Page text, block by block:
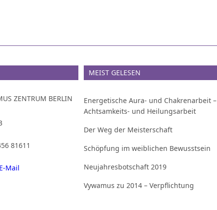
ZENTRUM BERLIN
81611
MEIST GELESEN
Energetische Aura- und Chakrenarbeit –
Achtsamkeits- und Heilungsarbeit
Der Weg der Meisterschaft
Schöpfung im weiblichen Bewusstsein
Neujahresbotschaft 2019
Vywamus zu 2014 – Verpflichtung